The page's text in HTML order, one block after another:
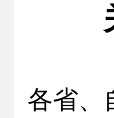
各省、